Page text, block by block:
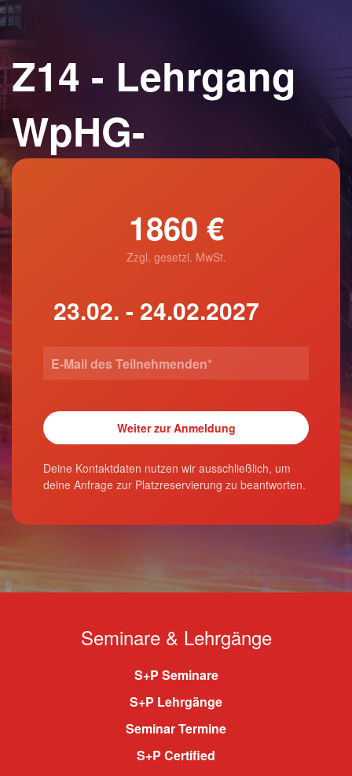
Z14 - Lehrgang
WpHG-
1860 €
Zzgl. gesetzl. MwSt.
Deine Kontaktdaten nutzen wir ausschließlich, um
deine Anfrage zur Platzreservierung zu beantworten.
Seminare & Lehrgänge
S+P Seminare
S+P Lehrgänge
Seminar Termine
S+P Certified